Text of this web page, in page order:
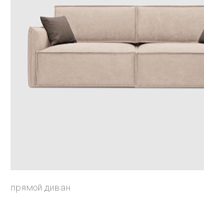
прямой диван